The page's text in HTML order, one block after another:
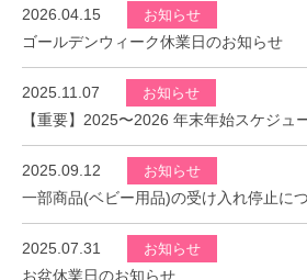
2026.04.15 お知らせ
ゴールデンウィーク休業日のお知らせ
2025.11.07 お知らせ
【重要】2025〜2026 年末年始スケジュ
2025.09.12 お知らせ
一部商品(ベビー用品)の受け入れ停止に
2025.07.31 お知らせ
お盆休業日のお知らせ